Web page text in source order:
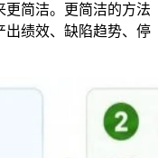
简洁。更简洁的方法
出绩效、缺陷趋势、停